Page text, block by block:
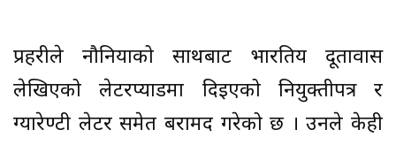
प्रहरीले नौनियाको साथबाट भारतिय दूतावास
लेखिएको लेटरप्याडमा दिइएको नियुक्तीपत्र र
ग्यारेण्टी लेटर समेत बरामद गरेको छ । उनले केही